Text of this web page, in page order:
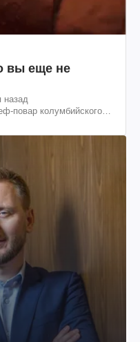
вы еще не
назад
повар колумбийского